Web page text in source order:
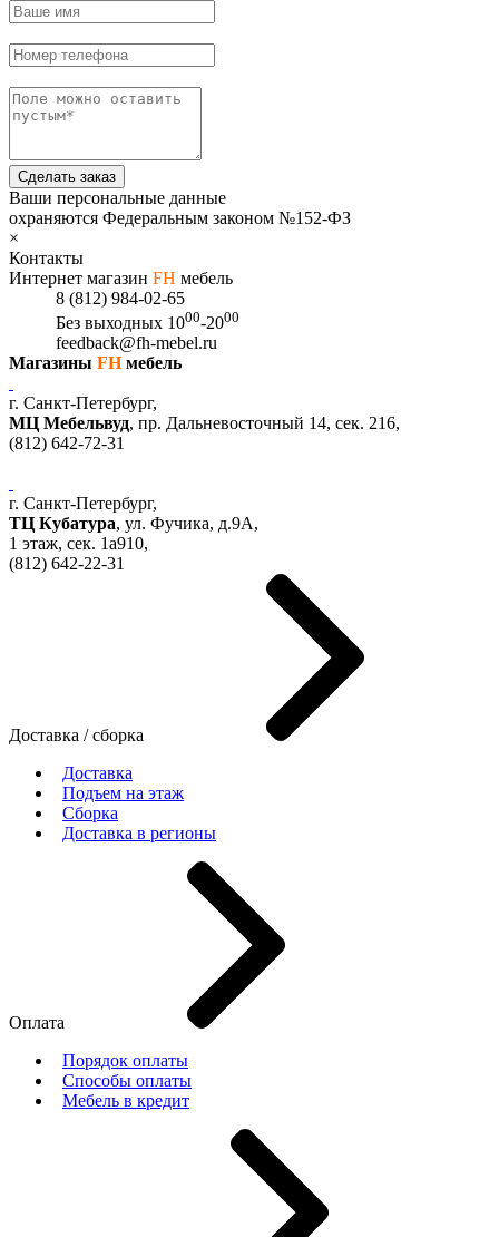
Сделать заказ
Ваши персональные данные
охраняются Федеральным законом №152-ФЗ
×
Контакты
Интернет магазин FH мебель
8 (812) 984-02-65
Без выходных 1000-2000
feedback@fh-mebel.ru
Магазины FHмебель
г. Санкт-Петербург,
МЦ Мебельвуд, пр. Дальневосточный 14, сек. 216,
(812) 642-72-31
г. Санкт-Петербург,
ТЦ Кубатура, ул. Фучика, д.9А,
1 этаж, сек. 1a910,
(812) 642-22-31
Доставка / сборка
Доставка
Подъем на этаж
Сборка
Доставка в регионы
Оплата
Порядок оплаты
Способы оплаты
Мебель в кредит